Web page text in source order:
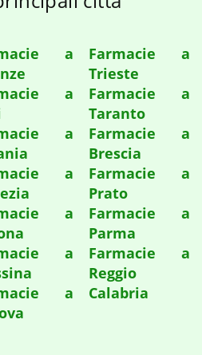
a
a
a
a
a
a
a
Farmacie a
Trieste
Farmacie a
Taranto
Farmacie a
Brescia
Farmacie a
Prato
Farmacie a
Parma
Farmacie a
Reggio
Calabria